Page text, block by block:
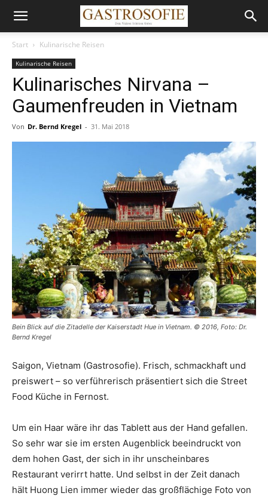
Start Kulinarische Reisen
Kulinarische Reisen
Kulinarisches Nirvana –
Gaumenfreuden in Vietnam
Von Dr. Bernd Kregel - 31. Mai 2018
Bein Blick auf die Zitadelle der Kaiserstadt Hue in Vietnam. © 2016, Foto: Dr.
Bernd Kregel
Saigon, Vietnam (Gastrosofie). Frisch, schmackhaft und
preiswert – so verführerisch präsentiert sich die Street
Food Küche in Fernost.
Um ein Haar wäre ihr das Tablett aus der Hand gefallen.
So sehr war sie im ersten Augenblick beeindruckt von
dem hohen Gast, der sich in ihr unscheinbares
Restaurant verirrt hatte. Und selbst in der Zeit danach
hält Huong Lien immer wieder das großflächige Foto von